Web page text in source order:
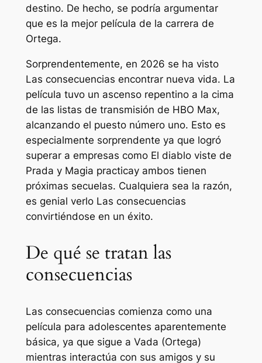
destino. De hecho, se podría argumentar
que es la mejor película de la carrera de
Ortega.
Sorprendentemente, en 2026 se ha visto
Las consecuencias encontrar nueva vida. La
película tuvo un ascenso repentino a la cima
de las listas de transmisión de HBO Max,
alcanzando el puesto número uno. Esto es
especialmente sorprendente ya que logró
superar a empresas como El diablo viste de
Prada y Magia practicay ambos tienen
próximas secuelas. Cualquiera sea la razón,
es genial verlo Las consecuencias
convirtiéndose en un éxito.
De qué se tratan las
consecuencias
Las consecuencias comienza como una
película para adolescentes aparentemente
básica, ya que sigue a Vada (Ortega)
mientras interactúa con sus amigos y su